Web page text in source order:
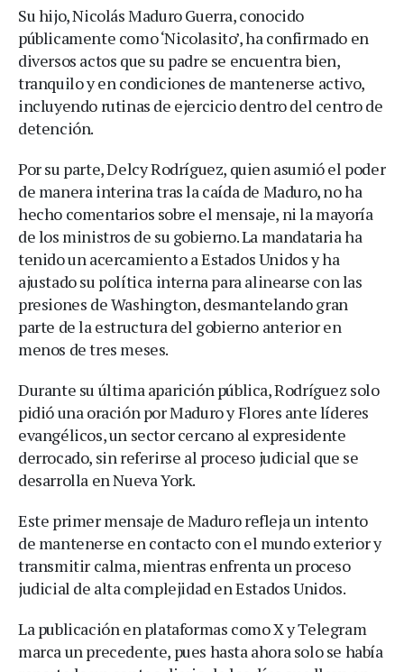
Su hijo, Nicolás Maduro Guerra, conocido
públicamente como ‘Nicolasito’, ha confirmado en
diversos actos que su padre se encuentra bien,
tranquilo y en condiciones de mantenerse activo,
incluyendo rutinas de ejercicio dentro del centro de
detención.
Por su parte, Delcy Rodríguez, quien asumió el poder
de manera interina tras la caída de Maduro, no ha
hecho comentarios sobre el mensaje, ni la mayoría
de los ministros de su gobierno. La mandataria ha
tenido un acercamiento a Estados Unidos y ha
ajustado su política interna para alinearse con las
presiones de Washington, desmantelando gran
parte de la estructura del gobierno anterior en
menos de tres meses.
Durante su última aparición pública, Rodríguez solo
pidió una oración por Maduro y Flores ante líderes
evangélicos, un sector cercano al expresidente
derrocado, sin referirse al proceso judicial que se
desarrolla en Nueva York.
Este primer mensaje de Maduro refleja un intento
de mantenerse en contacto con el mundo exterior y
transmitir calma, mientras enfrenta un proceso
judicial de alta complejidad en Estados Unidos.
La publicación en plataformas como X y Telegram
marca un precedente, pues hasta ahora solo se había